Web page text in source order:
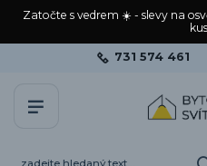
Zatočte s vedrem ☀️ - slevy na
731 574 461